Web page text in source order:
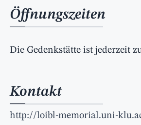
Öffnungszeiten
Die Gedenkstätte ist jederzeit
Kontakt
http://loibl-memorial.uni-